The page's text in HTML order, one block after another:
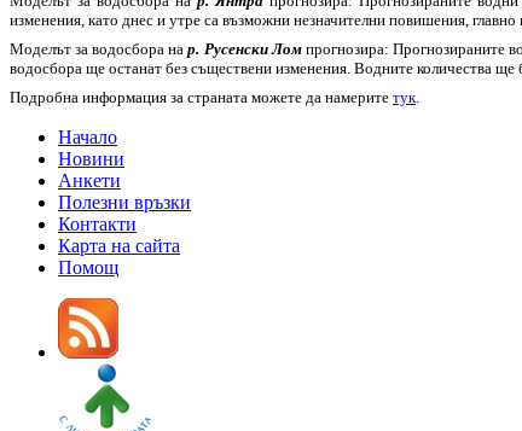
изменения, като днес и утре са възможни незначителни повишения,
Моделът за водосбора нар. Русенски Ломпрогнозира: Прогнозираните
водосбора ще останат без съществени изменения. Водните количества ще
Подробна информация за страната можете да намерите тук
Начало
Новини
Анкети
Полезни връзки
Контакти
Карта на сайта
Помощ